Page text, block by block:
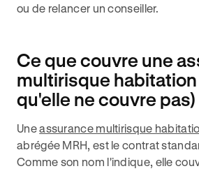
ou de relancer un conseiller.
Ce que couvre une
multirisque habitation
qu'elle ne couvre pas)
Uneassurance multirisque
abrégée MRH, est le contrat
Comme son nom l'indique, elle